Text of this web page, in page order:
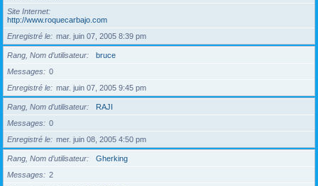
Site Internet
http://www.roquecarbajo.com
Enregistré le
mar. juin 07, 2005 8:39 pm
Rang, Nom d’utilisateur
bruce
Messages
0
Enregistré le
mar. juin 07, 2005 9:45 pm
Rang, Nom d’utilisateur
RAJI
Messages
0
Enregistré le
mer. juin 08, 2005 4:50 pm
Rang, Nom d’utilisateur
Gherking
Messages
2